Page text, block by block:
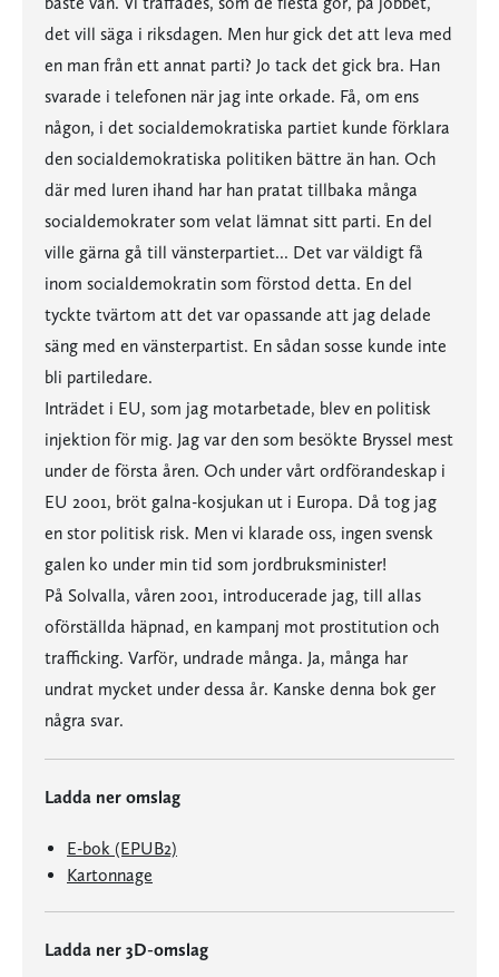
det vill säga i riksdagen. Men hur gick det att leva med
en man från ett annat parti? Jo tack det gick bra. Han
svarade i telefonen när jag inte orkade. Få, om ens
någon, i det socialdemokratiska partiet kunde förklara
den socialdemokratiska politiken bättre än han. Och
där med luren ihand har han pratat tillbaka många
socialdemokrater som velat lämnat sitt parti. En del
ville gärna gå till vänsterpartiet... Det var väldigt få
inom socialdemokratin som förstod detta. En del
tyckte tvärtom att det var opassande att jag delade
säng med en vänsterpartist. En sådan sosse kunde inte
bli partiledare.
Inträdet i EU, som jag motarbetade, blev en politisk
injektion för mig. Jag var den som besökte Bryssel mest
under de första åren. Och under vårt ordförandeskap i
EU 2001, bröt galna-kosjukan ut i Europa. Då tog jag
en stor politisk risk. Men vi klarade oss, ingen svensk
galen ko under min tid som jordbruksminister!
På Solvalla, våren 2001, introducerade jag, till allas
oförställda häpnad, en kampanj mot prostitution och
trafficking. Varför, undrade många. Ja, många har
undrat mycket under dessa år. Kanske denna bok ger
några svar.
Ladda ner omslag
E-bok (EPUB2)
Kartonnage
Ladda ner 3D-omslag